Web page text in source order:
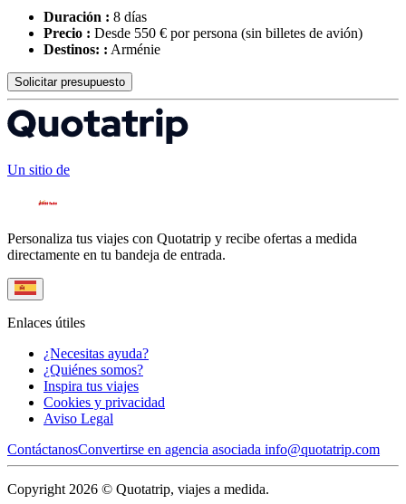
Duración : 8 días
Precio : Desde 550 € por persona (sin billetes de avión)
Destinos: : Arménie
Solicitar presupuesto
Un sitio de
Personaliza tus viajes con Quotatrip y recibe ofertas a medida
directamente en tu bandeja de entrada.
Enlaces útiles
¿Necesitas ayuda?
¿Quiénes somos?
Inspira tus viajes
Cookies y privacidad
Aviso Legal
ContáctanosConvertirse en agencia asociada info@quotatrip.com
Copyright 2026 © Quotatrip, viajes a medida.